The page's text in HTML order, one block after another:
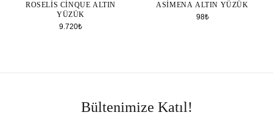
ROSELIS CINQUE ALTIN
YÜZÜK
9.720₺
ASIMENA ALTIN YÜZÜK
98₺
Bültenimize Katıl!